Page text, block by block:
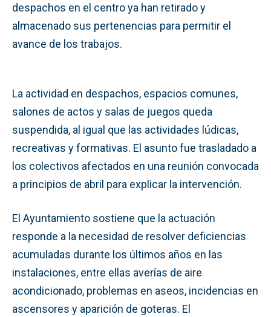
despachos en el centro ya han retirado y
almacenado sus pertenencias para permitir el
avance de los trabajos.
La actividad en despachos, espacios comunes,
salones de actos y salas de juegos queda
suspendida, al igual que las actividades lúdicas,
recreativas y formativas. El asunto fue trasladado a
los colectivos afectados en una reunión convocada
a principios de abril para explicar la intervención.
El Ayuntamiento sostiene que la actuación
responde a la necesidad de resolver deficiencias
acumuladas durante los últimos años en las
instalaciones, entre ellas averías de aire
acondicionado, problemas en aseos, incidencias en
ascensores y aparición de goteras. El